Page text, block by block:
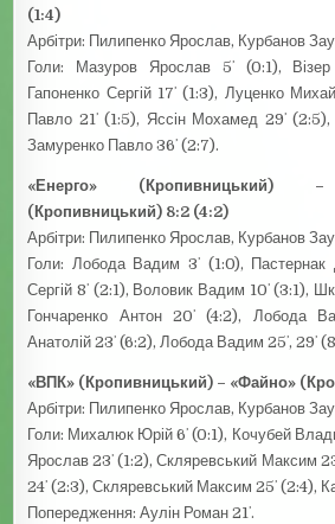
(1:4)
Арбітри: Пилипенко Ярослав, Курбанов
Голи: Мазуров Ярослав 5ʼ (0:1),
Гапоненко Сергій 17ʼ (1:3), Луценко
Павло 21ʼ (1:5), Яссін Мохамед 29ʼ (2:5),
Замуренко Павло 36ʼ (2:7).
«Енерго» (Кропивницький) –
(Кропивницький) 8:2 (4:2)
Арбітри: Пилипенко Ярослав, Курбанов
Голи: Лобода Вадим 3ʼ (1:0),
Сергій 8ʼ (2:1), Воловик Вадим 10ʼ (3:1),
Гончаренко Антон 20ʼ (4:2), Лобода
Анатолій 23ʼ (6:2), Лобода Вадим 25ʼ, 29ʼ
«ВПК» (Кропивницький) – «Файно»
Арбітри: Пилипенко Ярослав, Курбанов
Голи: Михалюк Юрій 6ʼ (0:1), Кочубей
Ярослав 23ʼ (1:2), Скляревський Максим
24ʼ (2:3), Скляревський Максим 25ʼ (2:4),
Попередження: Аулін Роман 21ʼ.